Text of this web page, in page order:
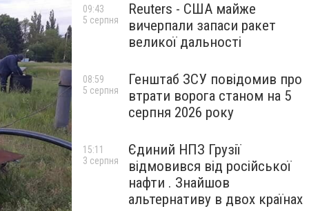
Reuters - США майже
вичерпали запаси ракет
великої дальності
09:43
5 серпня
Генштаб ЗСУ повідомив про
втрати ворога станом на 5
серпня 2026 року
08:59
5 серпня
Єдиний НПЗ Грузії
відмовився від російської
нафти . Знайшов
альтернативу в двох країнах
15:11
3 серпня